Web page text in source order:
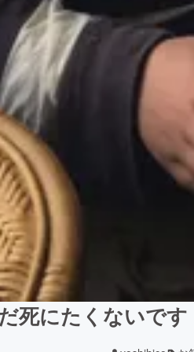
死にたくないで